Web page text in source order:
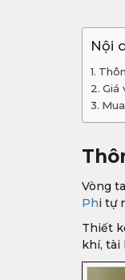
Nội
Giá
Vòng
Phi tự
Thiết
khí, tài